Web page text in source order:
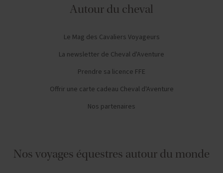
Autour du cheval
Le Mag des Cavaliers Voyageurs
La newsletter de Cheval d'Aventure
Prendre sa licence FFE
Offrir une carte cadeau Cheval d'Aventure
Nos partenaires
Nos voyages équestres autour du monde